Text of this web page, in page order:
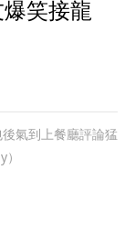
笑接龍
氣到上餐廳評論猛